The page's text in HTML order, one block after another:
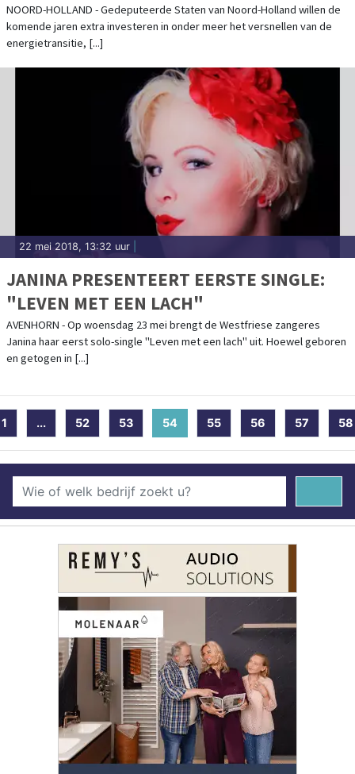
NOORD-HOLLAND - Gedeputeerde Staten van Noord-Holland willen de
komende jaren extra investeren in onder meer het versnellen van de
energietransitie, [...]
22 mei 2018, 13:32 uur
JANINA PRESENTEERT EERSTE SINGLE:
"LEVEN MET EEN LACH"
AVENHORN - Op woensdag 23 mei brengt de Westfriese zangeres
Janina haar eerst solo-single "Leven met een lach" uit. Hoewel geboren
en getogen in [...]
1 ... 52 53 54 (current)
55 56 57 58